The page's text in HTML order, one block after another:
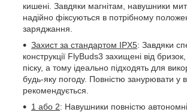
кишені. Завдяки магнітам, навушники
надійно фіксуються в потрібному
заряджання.
Захист за стандартом IPX5: Завдяки
конструкції FlyBuds3 захищені від
піску, а тому ідеально підходять для
будь-яку погоду. Повністю занурювати у
рекомендується.
1 або 2: Навушники повністю